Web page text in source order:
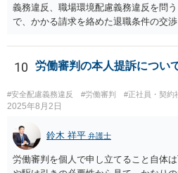
義務違反、職場環境配慮義務違反を問
で、かかる請求を絡めた退職条件の交
くなり全て弁護士が窓口となるため精
う。
10 労働審判の本人提訴につい
#安全配慮義務違反 #労働審判 #正社員・契約
2025年8月2日
鈴木 祥平 弁護士
労働審判を個人で申し立てること自体